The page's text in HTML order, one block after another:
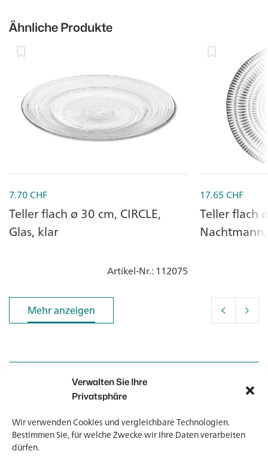
Verwalten Sie Ihre
Privatsphäre
Wir verwenden Cookies und vergleichbare Technologien.
Bestimmen Sie, für welche Zwecke wir Ihre Daten verarbeiten
dürfen.
Ähnliche Produkte
7.70CHF
Teller flach ø 30 cm, CIRCLE,
Glas, klar
Artikel-Nr.: 112075
17.65 CHF
Teller flach
Mehr anzeigen
Mehr anzeigen
Kontakt
Kontakt
Newsletter
Newsletter